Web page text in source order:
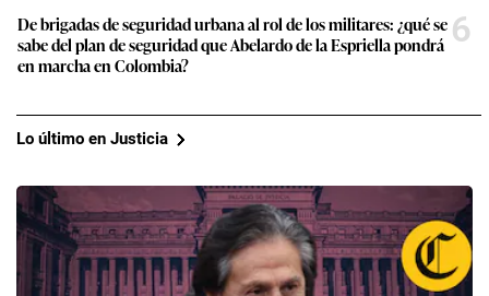
Alejandro Toledo y su pedido de indulto: ¿Qué
acciones se seguirán a favor del exmandatario?